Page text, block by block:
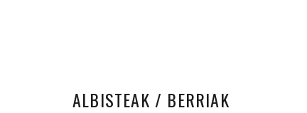
ALBISTEAK / BERRIAK